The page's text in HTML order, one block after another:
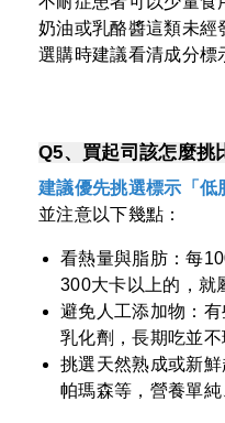
奶油或乳酪醬這類未經
選購時建議看清成分標
Q5、買起司該怎麼挑
建議優先挑選標示「低
並注意以下幾點：
看熱量與脂肪：每
300大卡以上的，就
避免人工添加物：有
乳化劑，長期吃並不
挑選天然熟成或新鮮
帕瑪森等，營養單